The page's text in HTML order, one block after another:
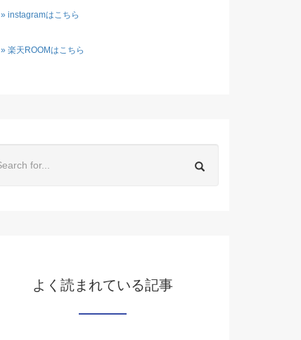
» instagramはこちら
» 楽天ROOMはこちら
よく読まれている記事